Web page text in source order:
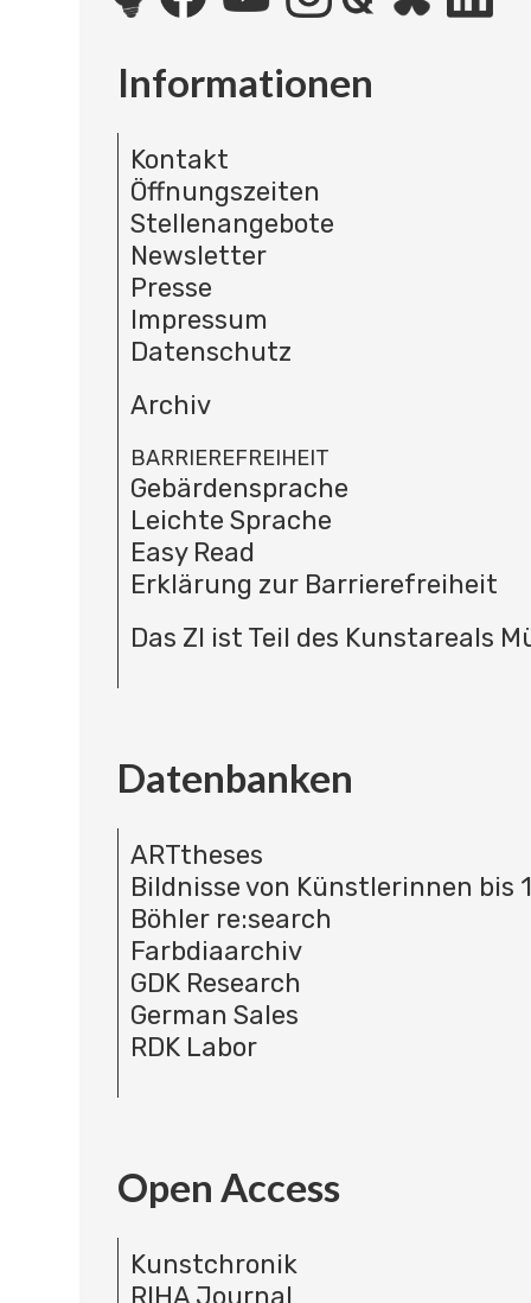
Informationen
Kontakt
Öffnungszeiten
Stellenangebote
Newsletter
Presse
Impressum
Datenschutz
Archiv
BARRIEREFREIHEIT
Gebärdensprache
Leichte Sprache
Easy Read
Erklärung zur Barrierefreiheit
Das ZI ist Teil des Kunstareals
Datenbanken
ARTtheses
Bildnisse von Künstlerinnen bis
Böhler re:search
Farbdiaarchiv
GDK Research
German Sales
RDK Labor
Open Access
Kunstchronik
RIHA Journal